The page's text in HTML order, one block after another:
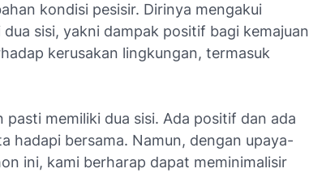
kondisi pesisir. Dirinya mengakui
sisi, yakni dampak positif bagi kemajuan
kerusakan lingkungan, termasuk
pasti memiliki dua sisi. Ada positif dan ada
hadapi bersama. Namun, dengan upaya-
ini, kami berharap dapat meminimalisir